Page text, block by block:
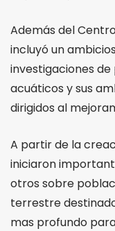
Además del
incluyó un
investigaciones
acuáticos y sus
dirigidos al
A partir de la
iniciaron
otros sobre
terrestre
mas profundo